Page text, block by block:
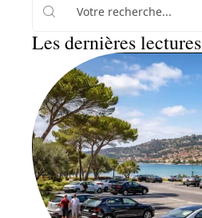
Les dernières lectures